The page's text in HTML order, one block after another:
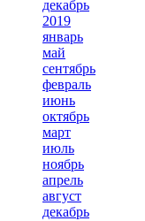
декабрь
2019
январь
май
сентябрь
февраль
июнь
октябрь
март
июль
ноябрь
апрель
август
декабрь